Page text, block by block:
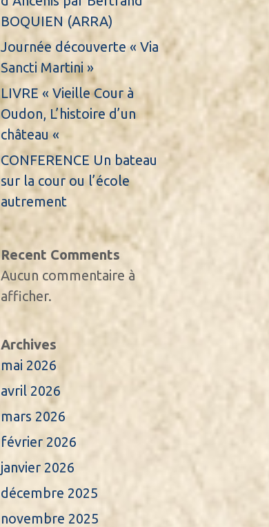
BOQUIEN (ARRA)
Journée découverte « Via
Sancti Martini »
LIVRE « Vieille Cour à
Oudon, L’histoire d’un
château «
CONFERENCE Un bateau
sur la cour ou l’école
autrement
Recent Comments
Aucun commentaire à
afficher.
Archives
mai 2026
avril 2026
mars 2026
février 2026
janvier 2026
décembre 2025
novembre 2025